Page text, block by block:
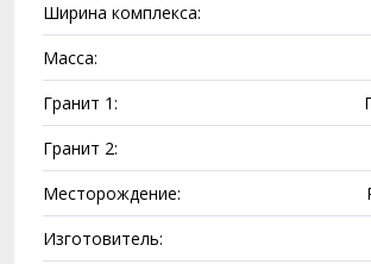
Ширина комплекса:
Масса:
Гранит 1:
Гранит 2:
Месторождение:
Изготовитель: